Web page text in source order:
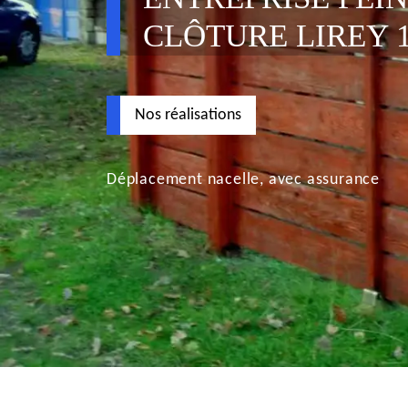
CLÔTURE LIREY
Nos réalisations
Déplacement nacelle, avec assurance